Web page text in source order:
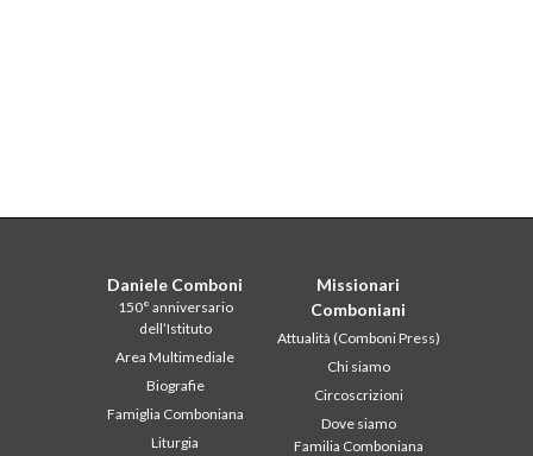
Daniele Comboni
150° anniversario
dell’Istituto
Area Multimediale
Biografie
Famiglia Comboniana
Liturgia
Missionari
Comboniani
Attualità (Comboni Press)
Chi siamo
Circoscrizioni
Dove siamo
Familia Comboniana